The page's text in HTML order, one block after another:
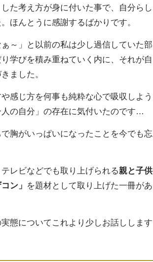
た考え方が身に付いた事で、自分らし
ほんとうに感謝するばかりです。
～」と以前の私は少し過信していた部
学びを積み重ねていく内に、それが自
ました。
感じ方を何事も純粋な心で吸収しよう
の自分」の存在に気付いたのです…
胸がいっぱいになったことを今でも忘
レビなどでも取り上げられる親と子供
ン」 を題材として取り上げた一冊があ
態についてこれより少しお話しします